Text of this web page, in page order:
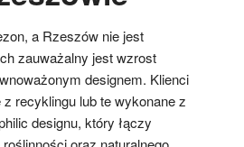
a Rzeszów nie jest
zauważalny jest wzrost
designem. Klienci
recyklingu lub te wykonane z
designu, który łączy